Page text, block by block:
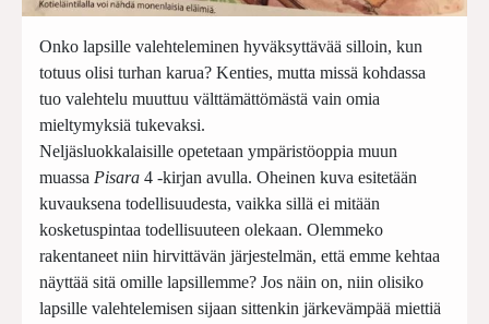
Onko lapsille valehteleminen hyväksyttävää silloin, kun
totuus olisi turhan karua? Kenties, mutta missä kohdassa
tuo valehtelu muuttuu välttämättömästä vain omia
mieltymyksiä tukevaksi.
Neljäsluokkalaisille opetetaan ympäristöoppia muun
muassa Pisara 4 -kirjan avulla. Oheinen kuva esitetään
kuvauksena todellisuudesta, vaikka sillä ei mitään
kosketuspintaa todellisuuteen olekaan. Olemmeko
rakentaneet niin hirvittävän järjestelmän, että emme kehtaa
näyttää sitä omille lapsillemme? Jos näin on, niin olisiko
lapsille valehtelemisen sijaan sittenkin järkevämpää miettiä